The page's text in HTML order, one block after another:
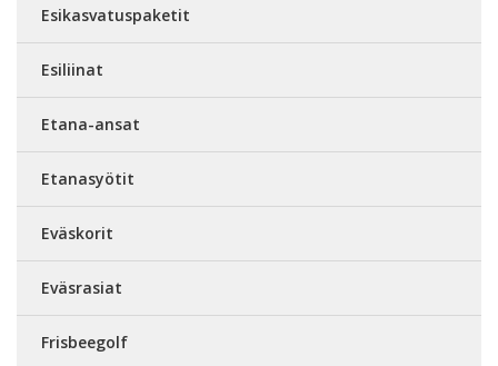
Esikasvatuspaketit
Esiliinat
Etana-ansat
Etanasyötit
Eväskorit
Eväsrasiat
Frisbeegolf